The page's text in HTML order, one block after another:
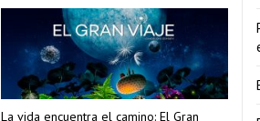
La vida encuentra el camino: El Gran